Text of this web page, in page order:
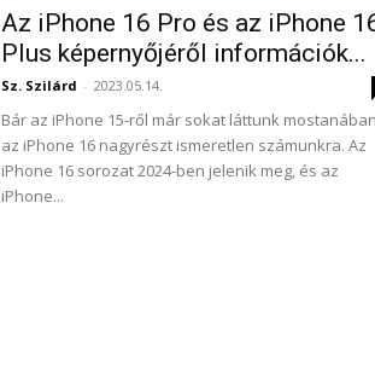
Az iPhone 16 Pro és az iPhone
Plus képernyőjéről információk...
Sz. Szilárd - 2023.05.14.
Bár az iPhone 15-ről már sokat láttunk
az iPhone 16 nagyrészt ismeretlen számunkra. Az
iPhone 16 sorozat 2024-ben jelenik meg, és az
iPhone...